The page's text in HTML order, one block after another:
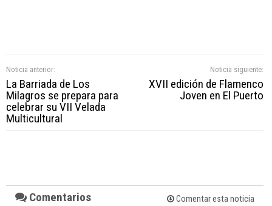
Noticia anterior:
La Barriada de Los
Milagros se prepara para
celebrar su VII Velada
Multicultural
Noticia siguiente:
XVII edición de Flamenco
Joven en El Puerto
Comentarios Comentar esta noticia